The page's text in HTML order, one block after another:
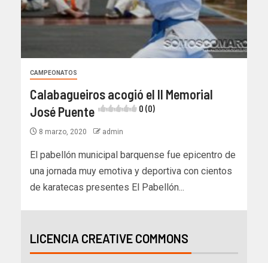
CAMPEONATOS
Calabagueiros acogió el II Memorial
José Puente
0 (0)
8 marzo, 2020 admin
El pabellón municipal barquense fue epicentro de
una jornada muy emotiva y deportiva con cientos
de karatecas presentes El Pabellón...
LICENCIA CREATIVE COMMONS